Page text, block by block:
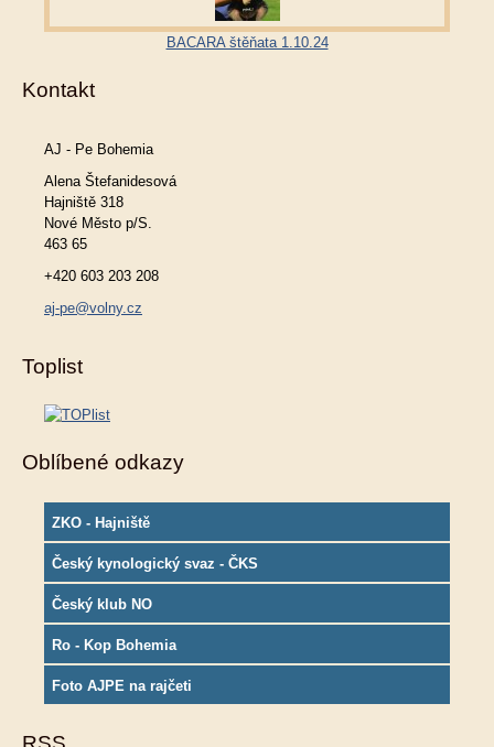
BACARA štěňata 1.10.24
Kontakt
AJ - Pe Bohemia
Alena Štefanidesová
Hajniště 318
Nové Město p/S.
463 65
+420 603 203 208
aj-pe@volny.cz
Toplist
Oblíbené odkazy
ZKO - Hajniště
Český kynologický svaz - ČKS
Český klub NO
Ro - Kop Bohemia
Foto AJPE na rajčeti